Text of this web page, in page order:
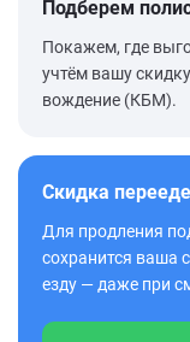
Подберем
Покажем, где
учтём вашу
вождение (КБМ).
Скидка
Для продления
сохранится ваша
езду — даже при